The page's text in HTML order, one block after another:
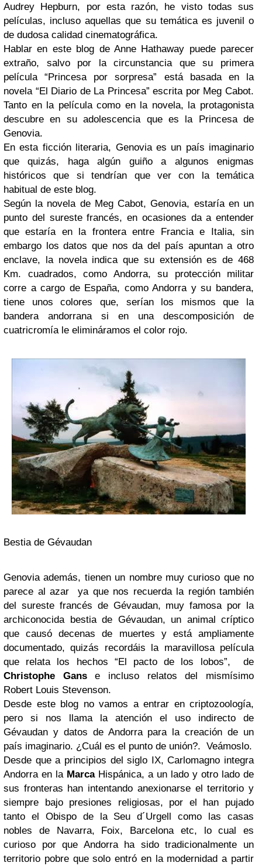
Audrey Hepburn, por esta razón, he visto todas sus
películas, incluso aquellas que su temática es juvenil o
de dudosa calidad cinematográfica.
Hablar en este blog de Anne Hathaway puede parecer
extraño, salvo por la circunstancia que su primera
película “Princesa por sorpresa” está basada en la
novela “El Diario de La Princesa” escrita por Meg Cabot.
Tanto en la película como en la novela, la protagonista
descubre en su adolescencia que es la Princesa de
Genovia.
En esta ficción literaria, Genovia es un país imaginario
que quizás, haga algún guiño a algunos enigmas
históricos que si tendrían que ver con la temática
habitual de este blog.
Según la novela de Meg Cabot, Genovia, estaría en un
punto del sureste francés, en ocasiones da a entender
que estaría en la frontera entre Francia e Italia, sin
embargo los datos que nos da del país apuntan a otro
enclave, la novela indica que su extensión es de 468
Km. cuadrados, como Andorra, su protección militar
corre a cargo de España, como Andorra y su bandera,
tiene unos colores que, serían los mismos que la
bandera andorrana si en una descomposición de
cuatricromía le elimináramos el color rojo.
Bestia de Gévaudan
Genovia además, tienen un nombre muy curioso que no
parece al azar ya que nos recuerda la región también
del sureste francés de Gévaudan, muy famosa por la
archiconocida bestia de Gévaudan, un animal críptico
que causó decenas de muertes y está ampliamente
documentado, quizás recordáis la maravillosa película
que relata los hechos “El pacto de los lobos”, de
Christophe Ganse incluso relatos del mismísimo
Robert Louis Stevenson.
Desde este blog no vamos a entrar en criptozoología,
pero si nos llama la atención el uso indirecto de
Gévaudan y datos de Andorra para la creación de un
país imaginario. ¿Cuál es el punto de unión?. Veámoslo.
Desde que a principios del siglo IX, Carlomagno integra
Andorra en la MarcaHispánica, a un lado y otro lado de
sus fronteras han intentando anexionarse el territorio y
siempre bajo presiones religiosas, por el han pujado
tanto el Obispo de la Seu d´Urgell como las casas
nobles de Navarra, Foix, Barcelona etc, lo cual es
curioso por que Andorra ha sido tradicionalmente un
territorio pobre que solo entró en la modernidad a partir